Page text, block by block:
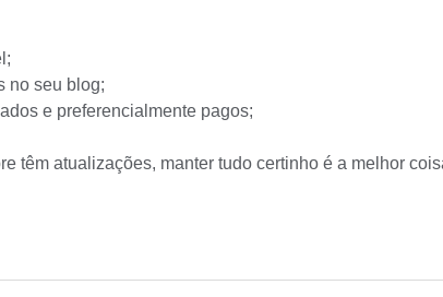
no seu blog;
e preferencialmente pagos;
têm atualizações, manter tudo certinho é a melhor